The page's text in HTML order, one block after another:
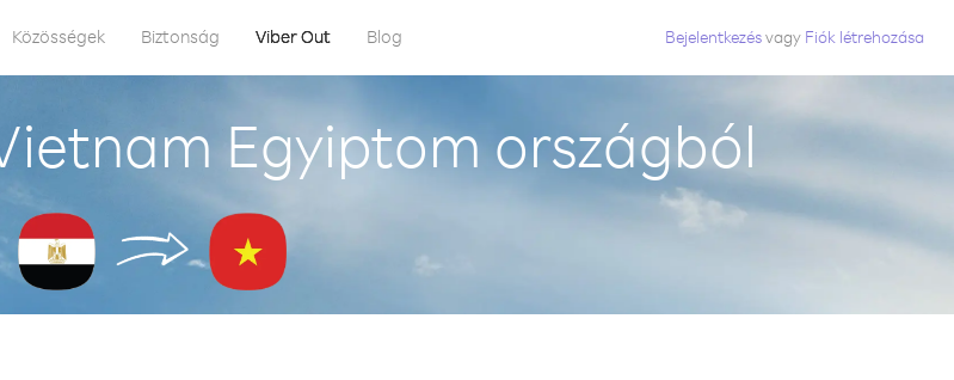
Közösségek Biztonság Viber Out Blog Bejelentkezésvagy Fiók létrehozása
Egyiptom országból